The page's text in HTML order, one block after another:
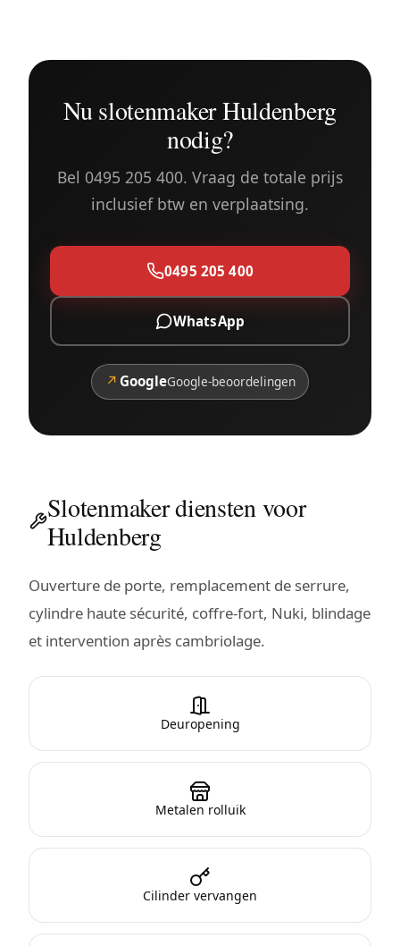
Nu slotenmaker Huldenberg
nodig?
Bel 0495 205 400. Vraag de totale prijs
inclusief btw en verplaatsing.
0495 205 400
WhatsApp
↗ GoogleGoogle-beoordelingen
Slotenmaker diensten voor
Huldenberg
Ouverture de porte, remplacement de serrure,
cylindre haute sécurité, coffre-fort, Nuki, blindage
et intervention après cambriolage.
Deuropening
Metalen rolluik
Cilinder vervangen